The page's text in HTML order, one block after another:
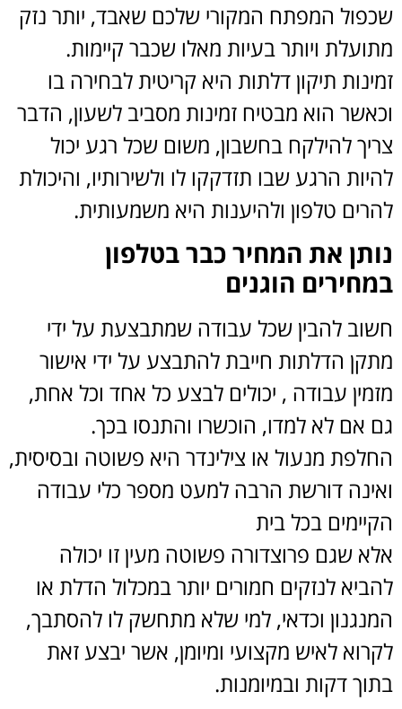
שכפול המפתח המקורי שלכם שאבד, יותר נזק
מתועלת ויותר בעיות מאלו שכבר קיימות.
זמינות תיקון דלתות היא קריטית לבחירה בו
וכאשר הוא מבטיח זמינות מסביב לשעון, הדבר
צריך להילקח בחשבון, משום שכל רגע יכול
להיות הרגע שבו תזדקקו לו ולשירותיו, והיכולת
להרים טלפון ולהיענות היא משמעותית.
נותן את המחיר כבר בטלפון
במחירים הוגנים
חשוב להבין שכל עבודה שמתבצעת על ידי
מתקן הדלתות חייבת להתבצע על ידי אישור
מזמין עבודה , יכולים לבצע כל אחד וכל אחת,
גם אם לא למדו, הוכשרו והתנסו בכך.
החלפת מנעול או צילינדר היא פשוטה ובסיסית,
ואינה דורשת הרבה למעט מספר כלי עבודה
הקיימים בכל בית
אלא שגם פרוצדורה פשוטה מעין זו יכולה
להביא לנזקים חמורים יותר במכלול הדלת או
המנגנון וכדאי, למי שלא מתחשק לו להסתבך,
לקרוא לאיש מקצועי ומיומן, אשר יבצע זאת
בתוך דקות ובמיומנות.